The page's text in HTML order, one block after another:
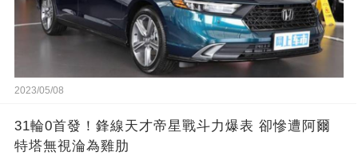
2023/05/08
31輪0首發！鋒線天才帝星戰斗力爆表 卻慘遭阿爾
特塔無視淪為雞肋